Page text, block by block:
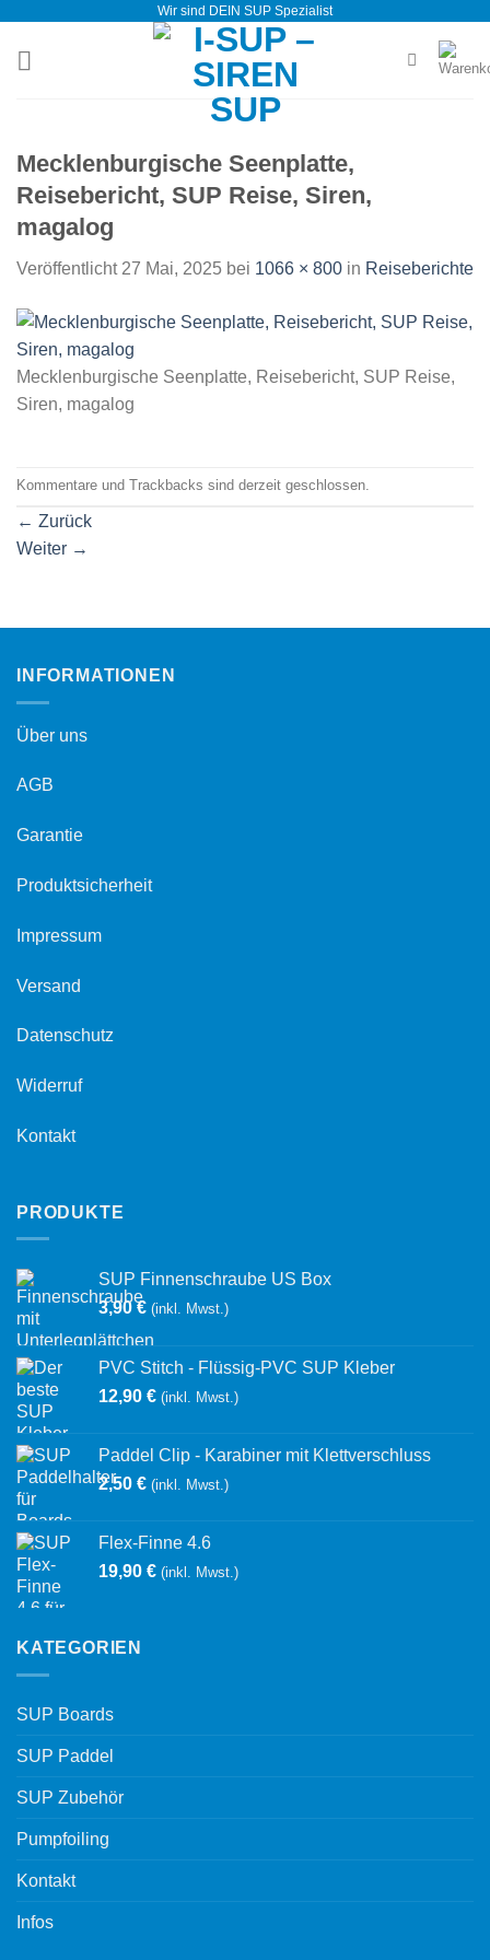
springen
Wir sind DEIN SUP Spezialist
Mecklenburgische Seenplatte,
Reisebericht, SUP Reise, Siren,
magalog
Veröffentlicht 27 Mai, 2025 bei 1066 × 800 in Reiseberichte
Mecklenburgische Seenplatte, Reisebericht, SUP Reise,
Siren, magalog
Kommentare und Trackbacks sind derzeit geschlossen.
← Zurück
Weiter →
INFORMATIONEN
Über uns
AGB
Garantie
Produktsicherheit
Impressum
Versand
Datenschutz
Widerruf
Kontakt
PRODUKTE
SUP Finnenschraube US Box
3,90€ (inkl. Mwst.)
PVC Stitch - Flüssig-PVC SUP Kleber
12,90 € (inkl. Mwst.)
Paddel Clip - Karabiner mit Klettverschluss
2,50 € (inkl. Mwst.)
Flex-Finne 4.6
19,90 € (inkl. Mwst.)
KATEGORIEN
SUP Boards
SUP Paddel
SUP Zubehör
Pumpfoiling
Kontakt
Infos